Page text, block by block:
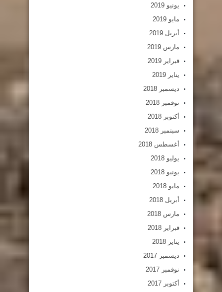
يونيو 2019
مايو 2019
أبريل 2019
مارس 2019
فبراير 2019
يناير 2019
ديسمبر 2018
نوفمبر 2018
أكتوبر 2018
سبتمبر 2018
أغسطس 2018
يوليو 2018
يونيو 2018
مايو 2018
أبريل 2018
مارس 2018
فبراير 2018
يناير 2018
ديسمبر 2017
نوفمبر 2017
أكتوبر 2017